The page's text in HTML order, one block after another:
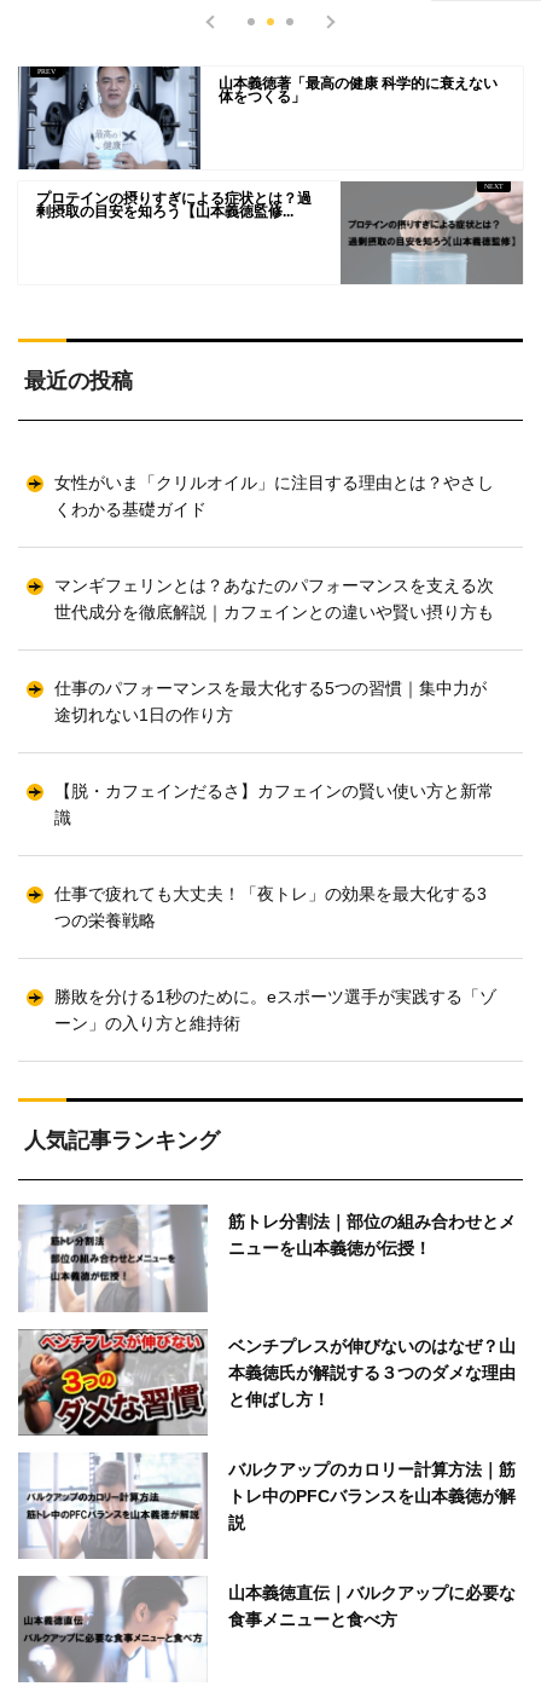
山本義徳著「最高の健康 科学的に衰えない
体をつくる」
プロテインの摂りすぎによる症状とは？過
剰摂取の目安を知ろう【山本義徳監修...
最近の投稿
女性がいま「クリルオイル」に注目する理由とは？やさし
くわかる基礎ガイド
マンギフェリンとは？あなたのパフォーマンスを支える次
世代成分を徹底解説｜カフェインとの違いや賢い摂り方も
仕事のパフォーマンスを最大化する5つの習慣｜集中力が
途切れない1日の作り方
【脱・カフェインだるさ】カフェインの賢い使い方と新常
識
仕事で疲れても大丈夫！「夜トレ」の効果を最大化する3
つの栄養戦略
勝敗を分ける1秒のために。eスポーツ選手が実践する「ゾ
ーン」の入り方と維持術
人気記事ランキング
筋トレ分割法｜部位の組み合わせとメ
ニューを山本義徳が伝授！
ベンチプレスが伸びないのはなぜ？山
本義徳氏が解説する３つのダメな理由
と伸ばし方！
バルクアップのカロリー計算方法｜筋
トレ中のPFCバランスを山本義徳が解
説
山本義徳直伝｜バルクアップに必要な
食事メニューと食べ方